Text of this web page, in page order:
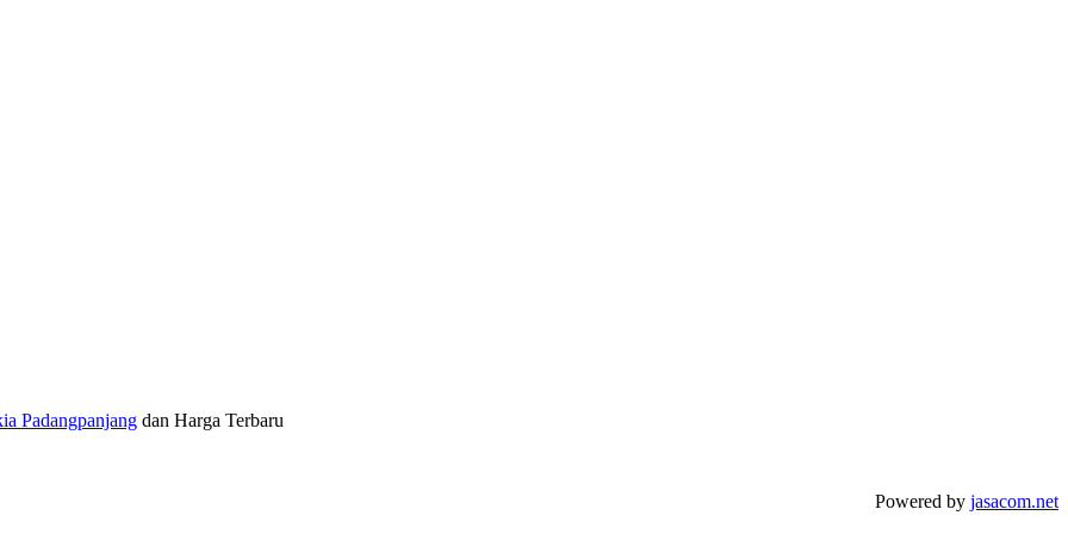
Padangpanjang dan Harga Terbaru
Powered by jasacom.net